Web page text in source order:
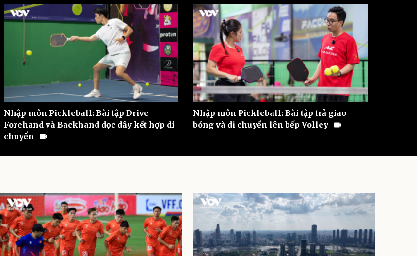
Sân khấu - Điện ảnh
Văn học
Âm nhạc
Nghệ sĩ
Thời trang
Sao Việt
Tư vấn
Săn Tour
check-in
Câu chuyện thời sự
Đọc truyện đêm khuya
Cửa sổ tình yêu
Kể chuyện cho bé
Hạt giống tâm hồn
Nhập môn Pickleball: Bài tập Drive
Forehand và Backhand dọc dây kết hợp di
chuyển
Nhập môn Pickleball: Bài tập trả giao
bóng và di chuyển lên bếp Volley